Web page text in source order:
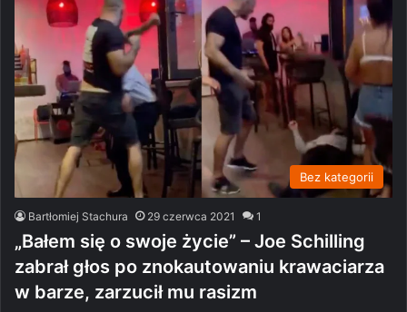
Bez kategorii
Bartłomiej Stachura 29 czerwca 2021 1
„Bałem się o swoje życie” – Joe Schilling
zabrał głos po znokautowaniu krawaciarza
w barze, zarzucił mu rasizm